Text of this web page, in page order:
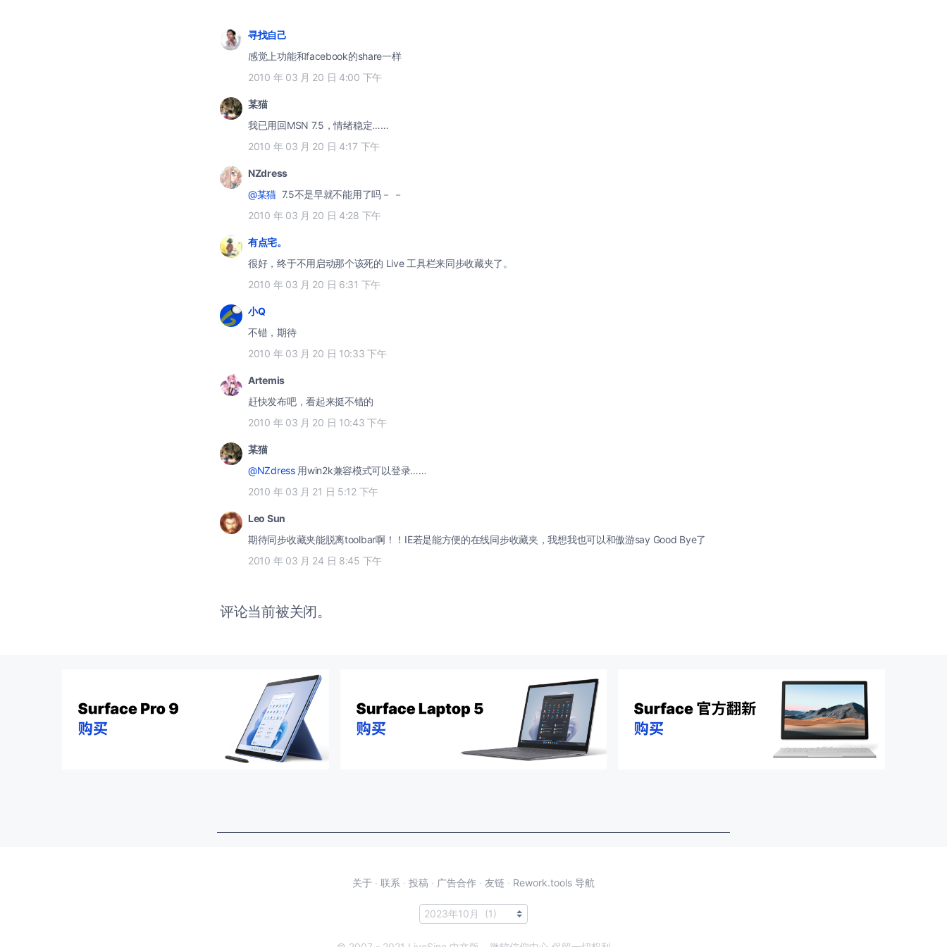
寻找自己
感觉上功能和facebook的share一样
2010 年 03 月 20 日 4:00 下午
某猫
我已用回MSN 7.5，情绪稳定……
2010 年 03 月 20 日 4:17 下午
NZdress
@某猫 7.5不是早就不能用了吗－ －
2010 年 03 月 20 日 4:28 下午
有点宅。
很好，终于不用启动那个该死的 Live 工具栏来同步收藏夹了。
2010 年 03 月 20 日 6:31 下午
小Q
不错，期待
2010 年 03 月 20 日 10:33 下午
Artemis
赶快发布吧，看起来挺不错的
2010 年 03 月 20 日 10:43 下午
某猫
@NZdress用win2k兼容模式可以登录……
2010 年 03 月 21 日 5:12 下午
Leo Sun
期待同步收藏夹能脱离toolbar啊！！IE若是能方便的在线同步收藏夹，我想我也可以和傲游say Good Bye了
2010 年 03 月 24 日 8:45 下午
评论当前被关闭。
关于 · 联系 · 投稿 · 广告合作 · 友链 · Rework.tools 导航